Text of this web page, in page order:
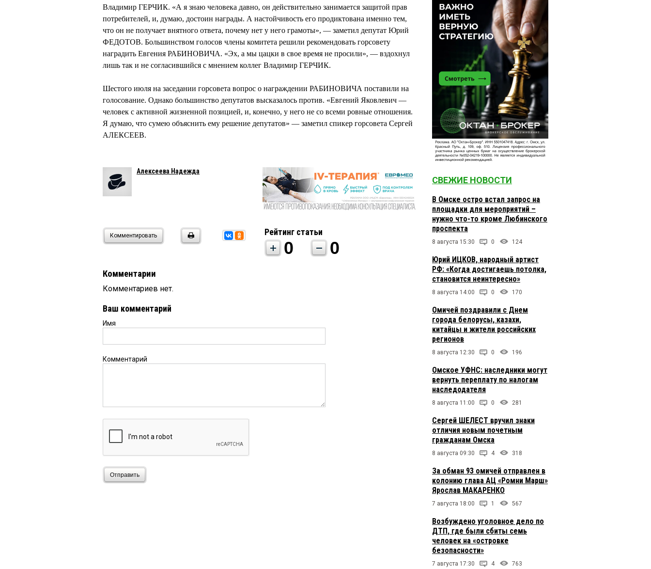
Владимир ГЕРЧИК. «А я знаю человека давно, он действительно занимается защитой прав
потребителей, и, думаю, достоин награды. А настойчивость его продиктована именно тем,
что он не получает внятного ответа, почему нет у него грамоты», — заметил депутат Юрий
ФЕДОТОВ. Большинством голосов члены комитета решили рекомендовать горсовету
наградить Евгения РАБИНОВИЧА. «Эх, а мы цацки в свое время не просили», — вздохнул
лишь так и не согласившийся с мнением коллег Владимир ГЕРЧИК.
Шестого июля на заседании горсовета вопрос о награждении РАБИНОВИЧА поставили на
голосование. Однако большинство депутатов высказалось против. «Евгений Яковлевич —
человек с активной жизненной позицией, и, конечно, у него не со всеми ровные отношения.
Я думаю, что сумею объяснить ему решение депутатов» — заметил спикер горсовета Сергей
АЛЕКСЕЕВ.
Алексеева Надежда
Комментировать Рейтинг статьи
0 0
Комментарии
Комментариев нет.
Ваш комментарий
Имя
Комментарий
Отправить
СВЕЖИЕ НОВОСТИ
В Омске остро встал запрос на
площадки для мероприятий –
нужно что-то кроме Любинского
проспекта
8 августа 15:30 0 124
Юрий ИЦКОВ, народный артист
РФ: «Когда достигаешь потолка,
становится неинтересно»
8 августа 14:00 0 170
Омичей поздравили с Днем
города белорусы, казахи,
китайцы и жители российских
регионов
8 августа 12:30 0 196
Омское УФНС: наследники могут
вернуть переплату по налогам
наследодателя
8 августа 11:00 0 281
Сергей ШЕЛЕСТ вручил знаки
отличия новым почетным
гражданам Омска
8 августа 09:30 4 318
За обман 93 омичей отправлен в
колонию глава АЦ «Ромни Марш»
Ярослав МАКАРЕНКО
7 августа 18:00 1 567
Возбуждено уголовное дело по
ДТП, где были сбиты семь
человек на «островке
безопасности»
7 августа 17:30 4 763